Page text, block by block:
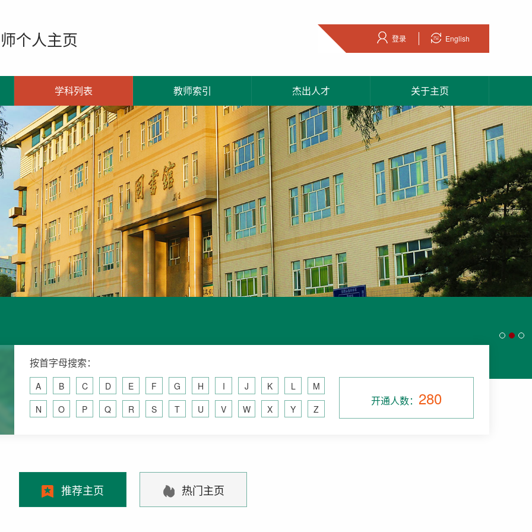
个人主页 登录 English
学科列表 教师索引 杰出人才 关于主页
按首字母搜索：
A B C D E F G H I J K L
M
N
O P Q R S T U V W X Y Z
开通人数： 280
推荐主页 热门主页